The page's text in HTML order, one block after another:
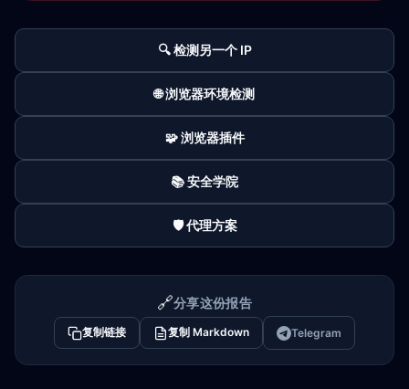
🔍 检测另一个 IP
🌐 浏览器环境检测
🧩 浏览器插件
📚 安全学院
🛡️ 代理方案
🔗分享这份报告
复制链接 复制 Markdown Telegram